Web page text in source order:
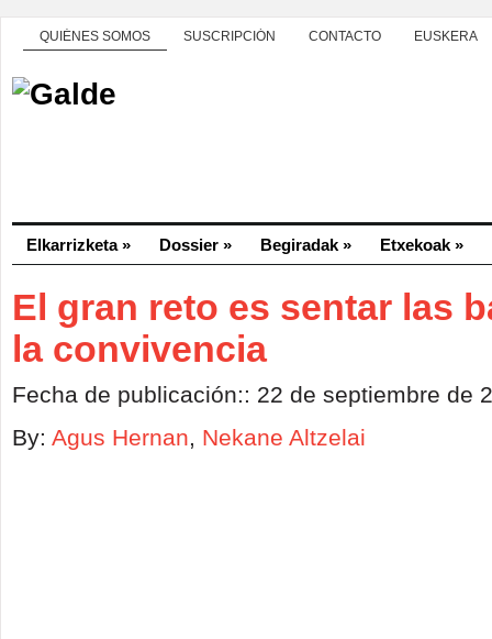
QUIÉNES SOMOS SUSCRIPCIÓN CONTACTO EUSKERA
Elkarrizketa» Dossier » Begiradak » Etxekoak »
El gran reto es sentar las
la convivencia
Fecha de publicación:: 22 de septiembre de
By: Agus Hernan, Nekane Altzelai